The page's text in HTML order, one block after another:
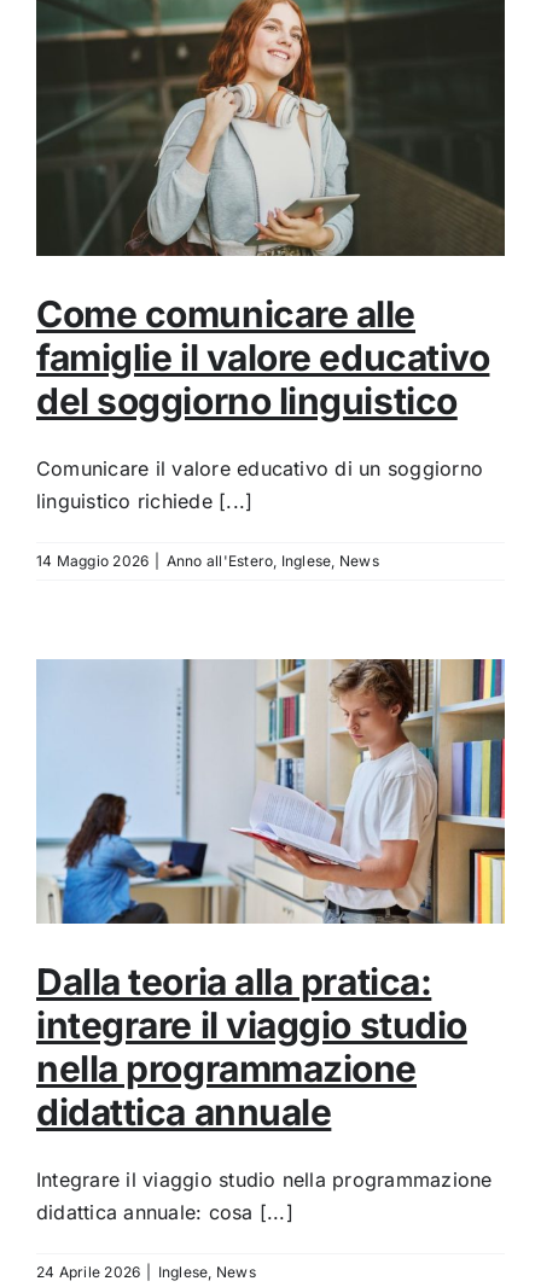
Come comunicare alle
famiglie il valore educativo
del soggiorno linguistico
Comunicare il valore educativo di un soggiorno
linguistico richiede [...]
14 Maggio 2026 Anno all'Estero, Inglese, News
Dalla teoria alla pratica:
integrare il viaggio studio
nella programmazione
didattica annuale
Integrare il viaggio studio nella programmazione
didattica annuale: cosa [...]
24 Aprile 2026 Inglese News